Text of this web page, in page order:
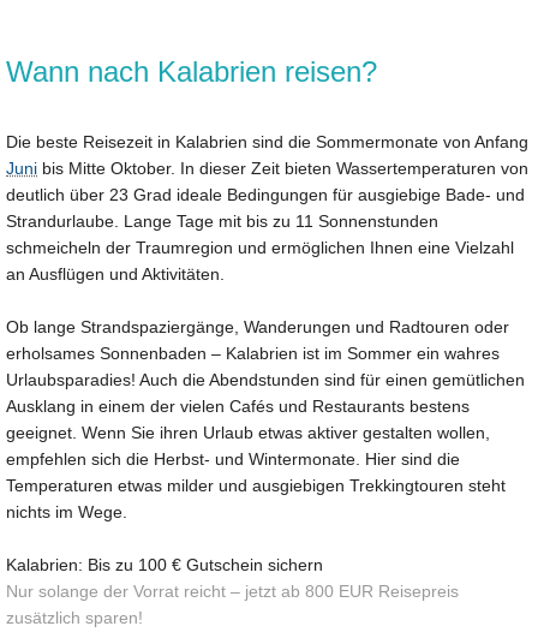
Wann nach Kalabrien reisen?
Die beste Reisezeit in Kalabrien sind die Sommermonate von Anfang
Juni bis Mitte Oktober. In dieser Zeit bieten Wassertemperaturen von
deutlich über 23 Grad ideale Bedingungen für ausgiebige Bade- und
Strandurlaube. Lange Tage mit bis zu 11 Sonnenstunden
schmeicheln der Traumregion und ermöglichen Ihnen eine Vielzahl
an Ausflügen und Aktivitäten.
Ob lange Strandspaziergänge, Wanderungen und Radtouren oder
erholsames Sonnenbaden – Kalabrien ist im Sommer ein wahres
Urlaubsparadies! Auch die Abendstunden sind für einen gemütlichen
Ausklang in einem der vielen Cafés und Restaurants bestens
geeignet. Wenn Sie ihren Urlaub etwas aktiver gestalten wollen,
empfehlen sich die Herbst- und Wintermonate. Hier sind die
Temperaturen etwas milder und ausgiebigen Trekkingtouren steht
nichts im Wege.
Kalabrien: Bis zu 100 € Gutschein sichern
Nur solange der Vorrat reicht – jetzt ab 800 EUR Reisepreis
zusätzlich sparen!